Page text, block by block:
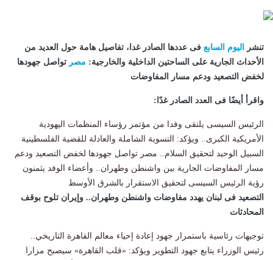
تنشر اليوم السابع فى عددها الصادر غدا، تفاصيل هامة حول العديد من
الأحداث الجارية على الساحتين الداخلية والخارجية: مصر تواصل جهودها
لخفض التصعيد ودعم مسار المفاوضات
واقرأ أيضًا فى العدد الصادر غدًا:
الرئيس السيسى يلتقى وفدا من مؤتمر رؤساء المنظمات اليهودية
الأمريكية الكبرى.. ويؤكد: التسوية الشاملة والعادلة للقضية الفلسطينية
السبيل الوحيد لتحقيق السلام.. مصر تواصل جهودها لخفض التصعيد ودعم
مسار المفاوضات الجارية بين واشنطن وطهران.. وأعضاء الوفد يثمنون
رؤية الرئيس السيسى لتحقيق الاستقرار بالشرق الأوسط
التصعيد فى لبنان يهدد مفاوضات واشنطن وطهران.. وإيران تلوح بوقف
المحادثات
توجيهات رئاسية باستمرار جهود إعادة إحياء معالم القاهرة التاريخي..
رئيس الوزراء يتابع جهود التطوير ويؤكد: «قلب القاهرة» سيصبح مزارا